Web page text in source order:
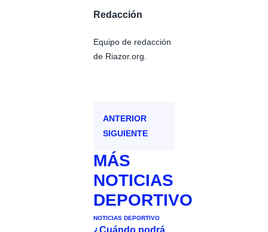
Redacción
Equipo de redacción
de Riazor.org.
ANTERIOR
SIGUIENTE
MÁS
NOTICIAS
DEPORTIVO
NOTICIAS DEPORTIVO